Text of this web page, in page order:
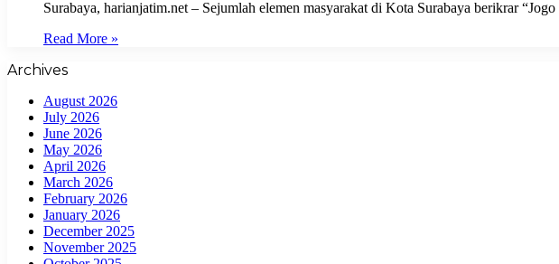
Surabaya, harianjatim.net – Sejumlah elemen masyarakat di Kota Surabaya berikrar
Read More »
Archives
August 2026
July 2026
June 2026
May 2026
April 2026
March 2026
February 2026
January 2026
December 2025
November 2025